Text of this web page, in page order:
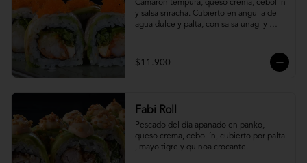
Camarón tempura, queso crema, cebollín
y salsa sriracha. Cubierto en anguila de
agua dulce y palta, con salsa unagi y
$11.900
Fabi Roll
Pescado del día apanado en panko,
queso crema, cebollín, cubierto por palta
, mayo tigre y quinoa crocante.